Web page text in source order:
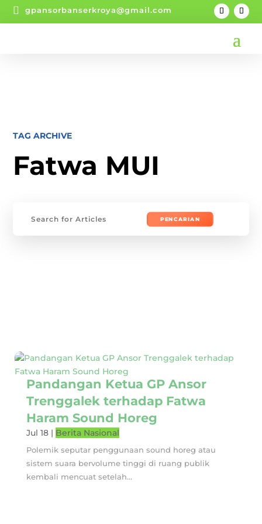
 gpansorbanserkroya@gmail.com
TAG ARCHIVE
Fatwa MUI
Pandangan Ketua GP Ansor
Trenggalek terhadap Fatwa
Haram Sound Horeg
Jul 18| Berita Nasional
Polemik seputar penggunaan sound horeg atau
sistem suara bervolume tinggi di ruang publik
kembali mencuat setelah...